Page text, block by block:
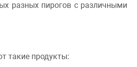
разных пирогов с различными
такие продукты: